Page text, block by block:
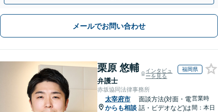
メールでお問い合わせ
栗原 悠輔
弁護士
インタビュ
ーを見る
福岡県
赤坂協同法律事務所
太宰府市
からも相談
面談方法(対面・電
話・ビデオなど)は
営業時
間：本日